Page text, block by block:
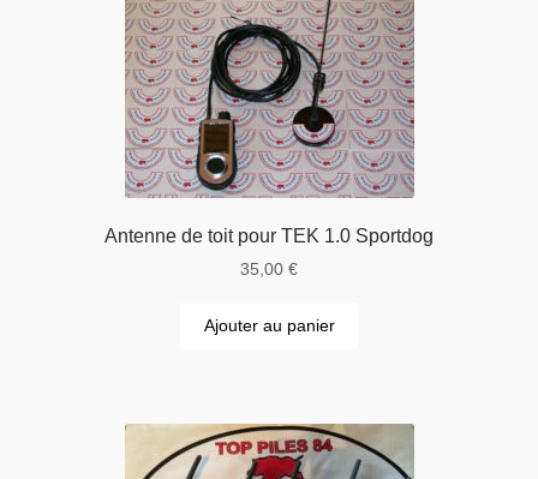
Antenne de toit pour TEK 1.0 Sportdog
35,00 €
Ajouter au panier